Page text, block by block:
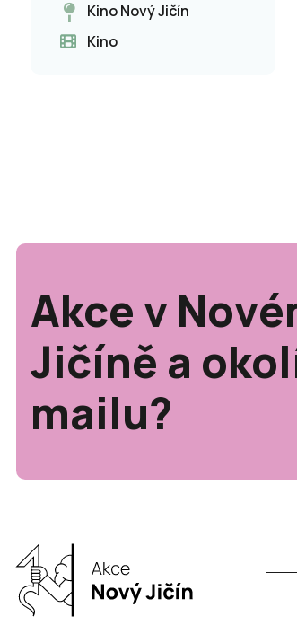
Kino Nový Jičín
Kino
Akce v
Jičíně a
mailu?